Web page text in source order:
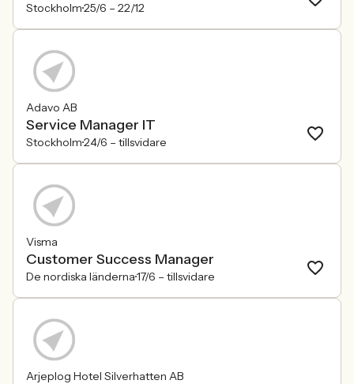
Stockholm25/6 – 22/12
Adavo AB
Service Manager IT
Stockholm24/6 – tillsvidare
Visma
Customer Success Manager
De nordiska länderna17/6 – tillsvidare
Arjeplog Hotel Silverhatten AB